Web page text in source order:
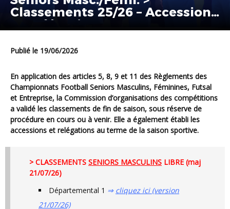
Classements 25/26 – Accessions
et Relégations
Publié le 19/06/2026
En application des articles 5, 8, 9 et 11 des Règlements des
Championnats Football Seniors Masculins, Féminines, Futsal
et Entreprise, la Commission d’organisations des compétitions
a validé les classements de fin de saison, sous réserve de
procédure en cours ou à venir. Elle a également établi les
accessions et relégations au terme de la saison sportive.
> CLASSEMENTS SENIORS MASCULINS LIBRE (maj
21/07/26)
Départemental 1 ⇒ cliquez ici (version
21/07/26)